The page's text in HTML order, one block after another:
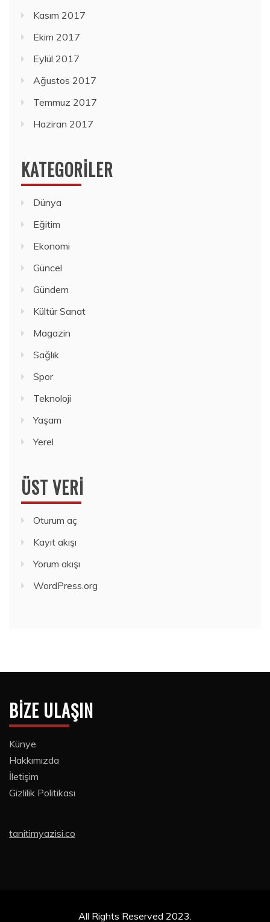
Kasım 2017
Ekim 2017
Eylül 2017
Ağustos 2017
Temmuz 2017
Haziran 2017
KATEGORILER
Dünya
Eğitim
Ekonomi
Güncel
Gündem
Kültür Sanat
Magazin
Sağlık
Spor
Teknoloji
Yaşam
Yerel
ÜST VERI
Oturum aç
Kayıt akışı
Yorum akışı
WordPress.org
BIZE ULAŞIN
Künye
Hakkımızda
İletişim
Gizlilik Politikası
tanitimyazisi.co
All Rights Reserved 2023.